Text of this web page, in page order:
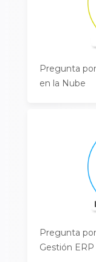
Pregunta
en la Nube
Pregunta
Gestión ERP